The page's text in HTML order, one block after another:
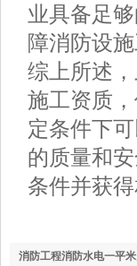
业具备足
障消防设
综上所述
施工资质
定条件下
的质量和
条件并获
消防工程消防水电一平